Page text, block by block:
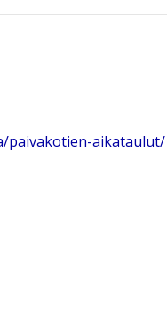
paivakotien-aikataulut/